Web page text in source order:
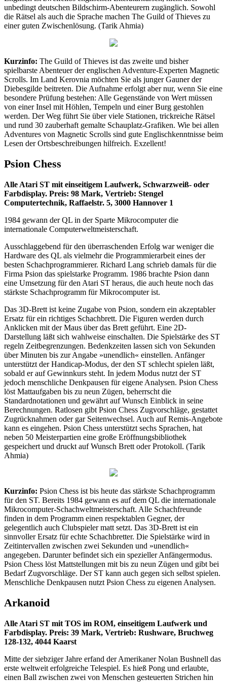
unbedingt deutschen Bildschirm-Abenteurern zugänglich. Sowohl
die Rätsel als auch die Sprache machen The Guild of Thieves zu
einer guten Zwischenlösung. (Tarik Ahmia)
Kurzinfo: The Guild of Thieves ist das zweite und bisher
spielbarste Abenteuer der englischen Adventure-Experten Magnetic
Scrolls. Im Land Kerovnia möchten Sie als junger Gauner der
Diebesgilde beitreten. Die Aufnahme erfolgt aber nur, wenn Sie eine
besondere Prüfung bestehen: Alle Gegenstände von Wert müssen
von einer Insel mit Höhlen, Tempeln und einer Burg gestohlen
werden. Der Weg führt Sie über viele Stationen, trickreiche Rätsel
und rund 30 zauberhaft gemalte Schauplatz-Grafiken. Wie bei allen
Adventures von Magnetic Scrolls sind gute Englischkenntnisse beim
Lesen der Ortsbeschreibungen hilfreich. Exzellent!
Psion Chess
Alle Atari ST mit einseitigem Laufwerk, Schwarzweiß- oder
Farbdisplay. Preis: 98 Mark, Vertrieb: Stengel
Computertechnik, Raffaelstr. 5, 3000 Hannover 1
1984 gewann der QL in der Sparte Mikrocomputer die
internationale Computerweltmeisterschaft.
Ausschlaggebend für den überraschenden Erfolg war weniger die
Hardware des QL als vielmehr die Programmierarbeit eines der
besten Schachprogrammierer. Richard Lang schrieb damals für die
Firma Psion das spielstarke Programm. 1986 brachte Psion dann
eine Umsetzung für den Atari ST heraus, die auch heute noch das
stärkste Schachprogramm für Mikrocomputer ist.
Das 3D-Brett ist keine Zugabe von Psion, sondern ein akzeptabler
Ersatz für ein richtiges Schachbrett. Die Figuren werden durch
Anklicken mit der Maus über das Brett geführt. Eine 2D-
Darstellung läßt sich wahlweise einschalten. Die Spielstärke des ST
regeln Zeitbegrenzungen. Bedenkzeiten lassen sich von Sekunden
über Minuten bis zur Angabe »unendlich« einstellen. Anfänger
unterstützt der Handicap-Modus, der den ST schlecht spielen läßt,
sobald er auf Gewinnkurs steht. In jedem Modus nutzt der ST
jedoch menschliche Denkpausen für eigene Analysen. Psion Chess
löst Mattaufgaben bis zu neun Zügen, beherrscht die
Standardnotationen und gewährt auf Wunsch Einblick in seine
Berechnungen. Ratlosen gibt Psion Chess Zugvorschläge, gestattet
Zugrücknahmen oder gar Seitenwechsel. Auch auf Remis-Angebote
kann es eingehen. Psion Chess unterstützt sechs Sprachen, hat
neben 50 Meisterpartien eine große Eröffnungsbibliothek
gespeichert und druckt auf Wunsch Brett oder Protokoll. (Tarik
Ahmia)
Kurzinfo: Psion Chess ist bis heute das stärkste Schachprogramm
für den ST. Bereits 1984 gewann es auf dem QL die internationale
Mikrocomputer-Schachweltmeisterschaft. Alle Schachfreunde
finden in dem Programm einen respektablen Gegner, der
gelegentlich auch Clubspieler matt setzt. Das 3D-Brett ist ein
sinnvoller Ersatz für echte Schachbretter. Die Spielstärke wird in
Zeitintervallen zwischen zwei Sekunden und »unendlich«
angegeben. Darunter befindet sich ein spezieller Anfängermodus.
Psion Chess löst Mattstellungen mit bis zu neun Zügen und gibt bei
Bedarf Zugvorschläge. Der ST kann auch gegen sich selbst spielen.
Menschliche Denkpausen nutzt Psion Chess zu eigenen Analysen.
Arkanoid
Alle Atari ST mit TOS im ROM, einseitigem Laufwerk und
Farbdisplay. Preis: 39 Mark, Vertrieb: Rushware, Bruchweg
128-132, 4044 Kaarst
Mitte der siebziger Jahre erfand der Amerikaner Nolan Bushnell das
erste weltweit erfolgreiche Telespiel. Es hieß Pong und erlaubte,
einen Ball zwischen zwei von Menschen gesteuerten Strichen hin